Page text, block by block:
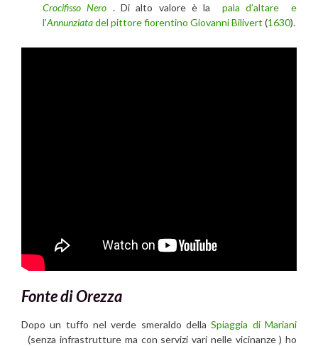
Crocifisso Nero . Di alto valore è lapala d’altare e
l’Annunziatadel pittore fiorentino Giovanni Bilivert (1630).
Fonte di Orezza
Dopo un tuffo nel verde smeraldo dellaSpiaggia di Mariani
(senza infrastrutture ma con servizi vari nelle vicinanze ) ho